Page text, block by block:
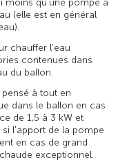
moins qu'une pompe à
(elle est en général
chauffer l'eau
contenues dans
du ballon.
à tout en
dans le ballon en cas
de 1,5 à 3 kW et
l'apport de la pompe
en cas de grand
exceptionnel.